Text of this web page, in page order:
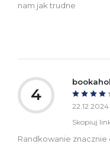
nam jak trudne
4
22.12.2024
Skopiuj
Randkowanie